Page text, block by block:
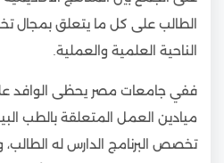
الطالب على كل ما يتعلق بمجال
الناحية العلمية والعملية.
ففي جامعات مصر يحظى الوافد
ميادين العمل المتعلقة بالطب
تخصص البرنامج الدارس له